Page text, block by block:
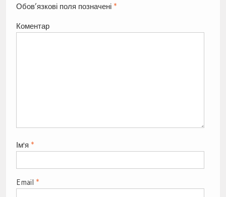
Обов’язкові поля позначені *
Коментар
Ім'я *
Email *